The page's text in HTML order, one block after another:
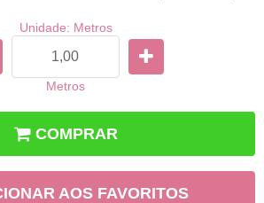
Unidade: Metros
Metros
COMPRAR
AOS FAVORITOS